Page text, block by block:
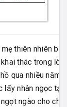
thiên nhiên
thác trong
qua nhiều năm,
nhân ngọc
ngào cho chị